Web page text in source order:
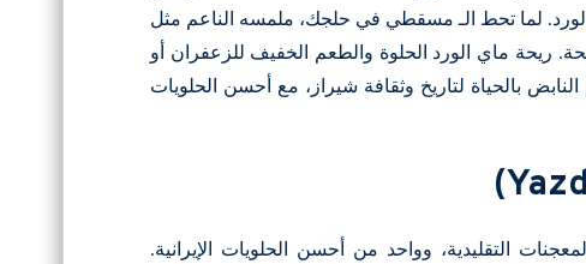
لما تحط الـ مسقطي في حلجك، ملمسه الناعم مثل
ريحة ماي الورد الحلوة والطعم الخفيف للزعفران أو
النابض بالحياة لتاريخ وثقافة شيراز، مع أحسن الحلويات
التقليدية، وواحد من أحسن الحلويات الإيرانية.